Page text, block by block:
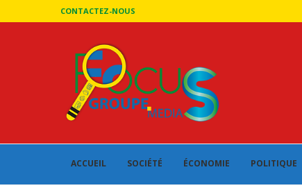
CONTACTEZ-NOUS
ACCUEIL SOCIÉTÉ ÉCONOMIE POLITIQUE